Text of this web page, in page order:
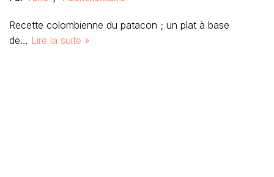
Recette colombienne du patacon ; un plat à base
de… Lire la suite »